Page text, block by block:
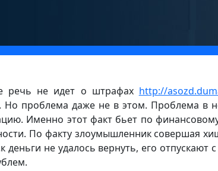
речь не идет о штрафах http://
Но проблема даже не в этом. Проблема в
Именно этот факт бьет по
По факту злоумышленник совершая
деньги не удалось вернуть, его